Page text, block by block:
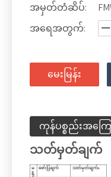
အမှတ်တံဆိပ်:
အရေအတွက်:
မေးမြန်း
ကုန်ပစ္စည်းအကြ
သတ်မှတ်ချက်
မ
ရှိ
ဖော်ပြချက် သတ်မှတ်ချက်s